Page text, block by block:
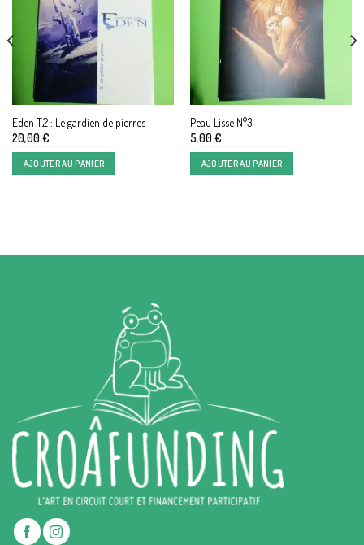
Eden T.2 : Le gardien de pierres
20,00€
AJOUTER AU PANIER
Peau Lisse N°3
5,00€
AJOUTER AU PANIER